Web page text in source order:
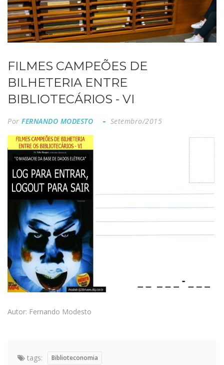
FILMES CAMPEÕES DE
BILHETERIA ENTRE
BIBLIOTECÁRIOS - VI
Por FERNANDO MODESTO Setembro/2015
Autor: Fernando Modesto
tags: Biblioteconomia